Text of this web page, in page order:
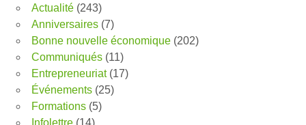
Actualité (243)
Anniversaires (7)
Bonne nouvelle économique (202)
Communiqués (11)
Entrepreneuriat(17)
Événements (25)
Formations (5)